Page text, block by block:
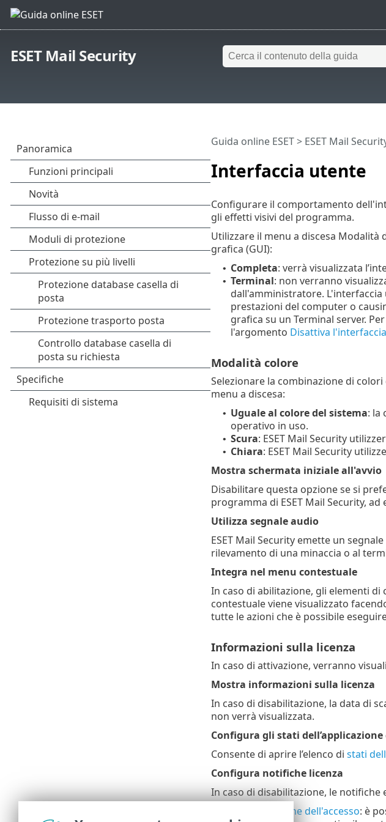
ESET Mail Security
Interfaccia utente
Guida online ESET> ESET Mail
Configurare il comportamento
gli effetti visivi del programma.
Utilizzare il menu a discesa
grafica (GUI):
• Completa: verrà visualizzata
• Terminal: non verranno
dall'amministratore.
prestazioni del computer o
grafica su un Terminal server.
l'argomento Disattiva
Modalità colore
Selezionare la combinazione di
menu a discesa:
• Uguale al colore del sistema: la
operativo in uso.
• Scura: ESET Mail Security
• Chiara: ESET Mail Security
Mostra schermata iniziale all'avvio
Disabilitare questa opzione se si
programma di ESET Mail Security,
Utilizza segnale audio
ESET Mail Security emette un
rilevamento di una minaccia o al
Integra nel menu contestuale
In caso di abilitazione, gli elementi
contestuale viene visualizzato
tutte le azioni che è possibile
Informazioni sulla licenza
In caso di attivazione, verranno
Mostra informazioni sulla licenza
In caso di disabilitazione, la data di
non verrà visualizzata.
Configura gli stati
Consente di aprire l’elenco di stati
Configura notifiche licenza
In caso di disabilitazione, le notifiche
Configurazione dell'accesso: è